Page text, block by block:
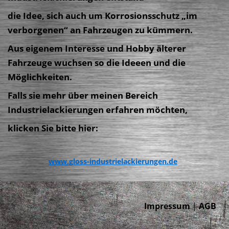
die Idee, sich auch um Korrosionsschutz „im
verborgenen“ an Fahrzeugen zu kümmern.
Aus eigenem Interesse und Hobby älterer
Fahrzeuge wuchsen so die Ideeen und die
Möglichkeiten.
Falls sie mehr über meinen Bereich
Industrielackierungen erfahren möchten,
klicken Sie bitte hier:
www.gloss-industrielackierungen.de
Impressum|AGB